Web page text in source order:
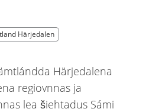
Härjedalen
Härjedalen
Härjedalena
regiovnnas ja
lea šiehtadus Sámi